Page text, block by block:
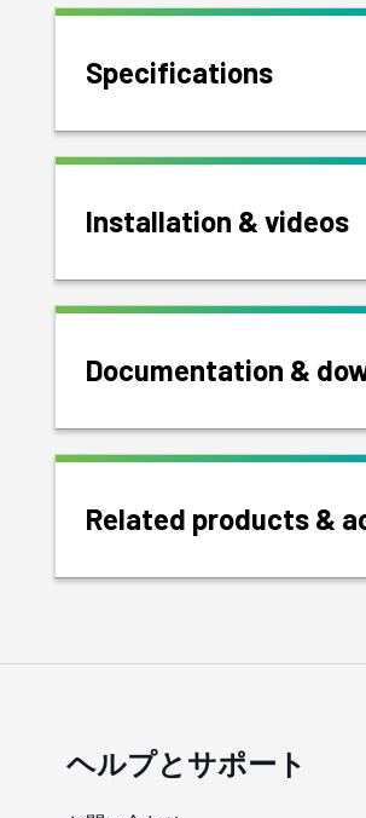
Specifications
Installation & videos
Documentation &
Related products &
ヘルプとサポート